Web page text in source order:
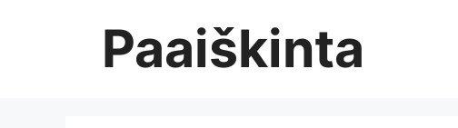
Paaiškinta